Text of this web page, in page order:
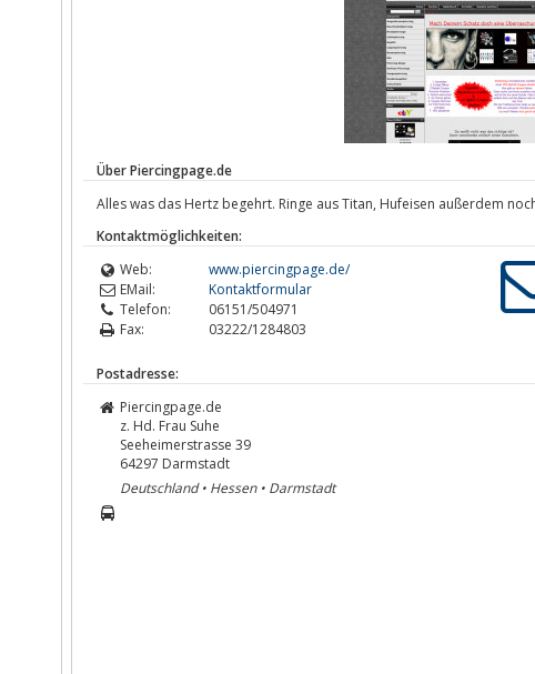
Über Piercingpage.de
Alles was das Hertz begehrt. Ringe aus Titan, Hufeisen außerdem
Kontaktmöglichkeiten:
Web:
www.piercingpage.de/
EMail:
Kontaktformular
Telefon:
06151/504971
Fax:
03222/1284803
Postadresse:
Piercingpage.de
z. Hd. Frau Suhe
Seeheimerstrasse 39
64297 Darmstadt
Deutschland • Hessen • Darmstadt